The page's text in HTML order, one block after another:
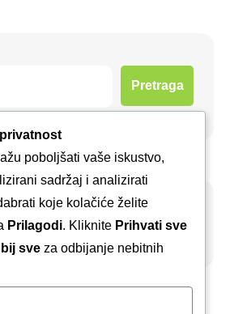
Pretraga
poboljšati vaše iskustvo,
sadržaj i analizirati
koje kolačiće želite
Prilagodi. Kliknite Prihvati sve
sve za odbijanje nebitnih